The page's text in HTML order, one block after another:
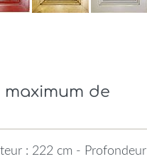
maximum de
: 222 cm - Profondeur